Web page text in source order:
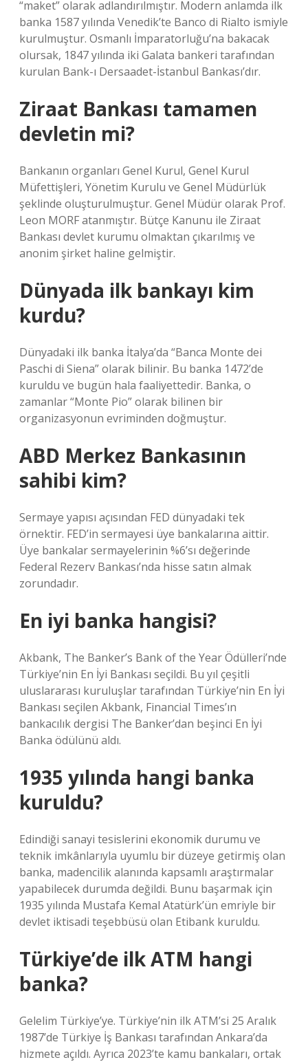
“maket” olarak adlandırılmıştır. Modern anlamda ilk
banka 1587 yılında Venedik’te Banco di Rialto ismiyle
kurulmuştur. Osmanlı İmparatorluğu’na bakacak
olursak, 1847 yılında iki Galata bankeri tarafından
kurulan Bank-ı Dersaadet-İstanbul Bankası’dır.
Ziraat Bankası tamamen
devletin mi?
Bankanın organları Genel Kurul, Genel Kurul
Müfettişleri, Yönetim Kurulu ve Genel Müdürlük
şeklinde oluşturulmuştur. Genel Müdür olarak Prof.
Leon MORF atanmıştır. Bütçe Kanunu ile Ziraat
Bankası devlet kurumu olmaktan çıkarılmış ve
anonim şirket haline gelmiştir.
Dünyada ilk bankayı kim
kurdu?
Dünyadaki ilk banka İtalya’da “Banca Monte dei
Paschi di Siena” olarak bilinir. Bu banka 1472’de
kuruldu ve bugün hala faaliyettedir. Banka, o
zamanlar “Monte Pio” olarak bilinen bir
organizasyonun evriminden doğmuştur.
ABD Merkez Bankasının
sahibi kim?
Sermaye yapısı açısından FED dünyadaki tek
örnektir. FED’in sermayesi üye bankalarına aittir.
Üye bankalar sermayelerinin %6’sı değerinde
Federal Rezerv Bankası’nda hisse satın almak
zorundadır.
En iyi banka hangisi?
Akbank, The Banker’s Bank of the Year Ödülleri’nde
Türkiye’nin En İyi Bankası seçildi. Bu yıl çeşitli
uluslararası kuruluşlar tarafından Türkiye’nin En İyi
Bankası seçilen Akbank, Financial Times’ın
bankacılık dergisi The Banker’dan beşinci En İyi
Banka ödülünü aldı.
1935 yılında hangi banka
kuruldu?
Edindiği sanayi tesislerini ekonomik durumu ve
teknik imkânlarıyla uyumlu bir düzeye getirmiş olan
banka, madencilik alanında kapsamlı araştırmalar
yapabilecek durumda değildi. Bunu başarmak için
1935 yılında Mustafa Kemal Atatürk’ün emriyle bir
devlet iktisadi teşebbüsü olan Etibank kuruldu.
Türkiye’de ilk ATM hangi
banka?
Gelelim Türkiye’ye. Türkiye’nin ilk ATM’si 25 Aralık
1987’de Türkiye İş Bankası tarafından Ankara’da
hizmete açıldı. Ayrıca 2023’te kamu bankaları, ortak